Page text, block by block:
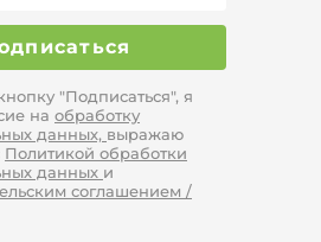
"Подписаться", я
на обработку
данных, выражаю
Политикой обработки
данных и
соглашением /